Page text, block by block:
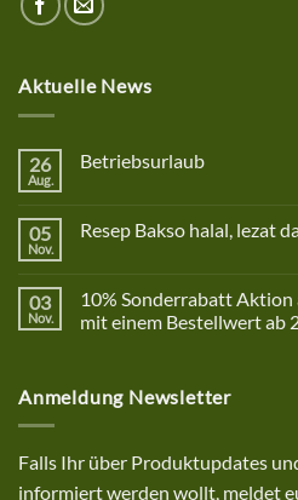
Aktuelle News
26
Aug.
Betriebsurlaub
Betriebsurlaub
05
Nov.
Resep Bakso halal, lezat
Resep
Bakso
halal,
03
Nov.
10% Sonderrabatt Aktion
mit einem Bestellwert ab
10%
Sonderrabatt
deinen
Einkauf
bei
Anmeldung Newsletter
Falls Ihr über Produktupdates
informiert werden wollt, meldet